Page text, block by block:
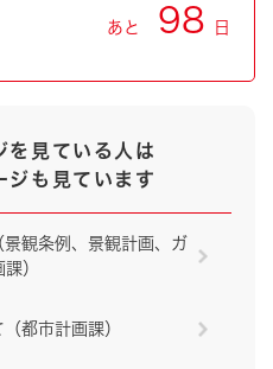
あと 98 日
を見ている人は
ジも見ています
観条例、景観計画、ガ
）
都市計画課）